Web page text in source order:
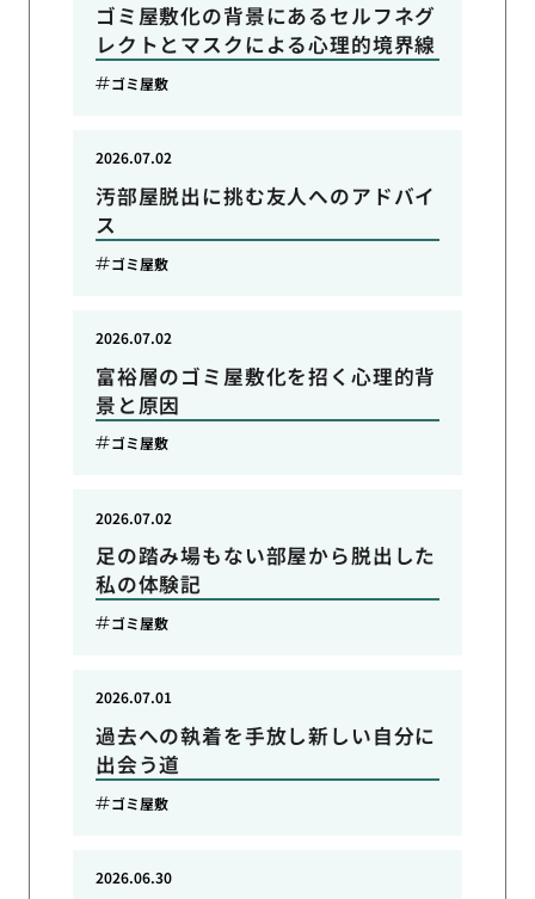
ゴミ屋敷化の背景にあるセルフネグ
レクトとマスクによる心理的境界線
ゴミ屋敷
汚部屋脱出に挑む友人へのアドバイ
ス
2026.07.02
ゴミ屋敷
富裕層のゴミ屋敷化を招く心理的背
景と原因
2026.07.02
ゴミ屋敷
足の踏み場もない部屋から脱出した
私の体験記
2026.07.02
ゴミ屋敷
過去への執着を手放し新しい自分に
出会う道
2026.07.01
ゴミ屋敷
2026.06.30